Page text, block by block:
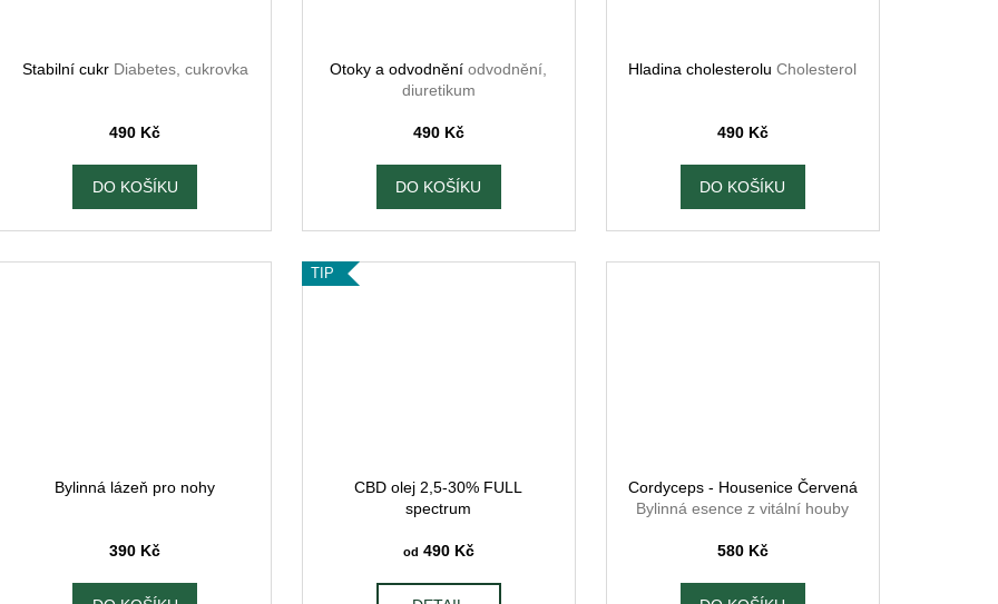
Stabilní cukr Diabetes, cukrovka
490 Kč
DO KOŠÍKU
Otoky a odvodněníodvodnění,
diuretikum
490 Kč
DO KOŠÍKU
Hladina cholesteroluCholesterol
490 Kč
DO KOŠÍKU
Bylinná lázeň pro nohy
390 Kč
TIP
CBD olej 2,5-30% FULL
spectrum
od 490 Kč
Cordyceps - Housenice Červená
Bylinná esence z vitální houby
580 Kč